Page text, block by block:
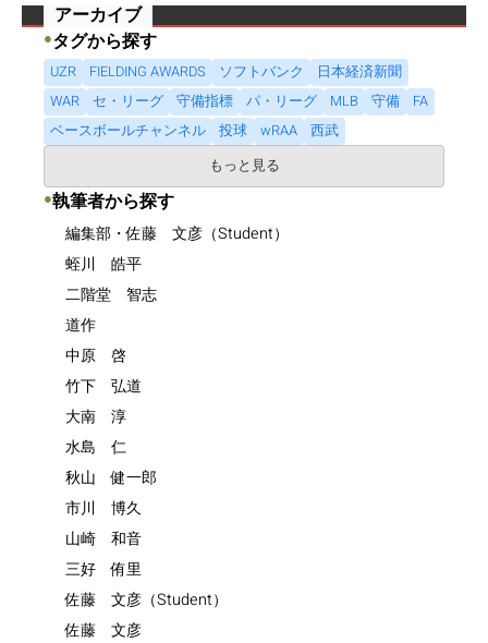
アーカイブ
●タグから探す
UZR FIELDING AWARDS ソフトバンク
日本経済新聞
WAR
セ・リーグ 守備指標 パ・リーグ MLB 守備
FA
ベースボールチャンネル
投球 wRAA
西武
もっと見る
●執筆者から探す
編集部・佐藤 文彦（Student）
蛭川 皓平
二階堂 智志
道作
中原 啓
竹下 弘道
大南 淳
水島 仁
秋山 健一郎
市川 博久
山崎 和音
三好 侑里
佐藤 文彦（Student）
佐藤 文彦